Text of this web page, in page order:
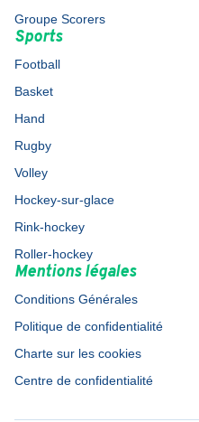
Groupe Scorers
Sports
Football
Basket
Hand
Rugby
Volley
Hockey-sur-glace
Rink-hockey
Roller-hockey
Mentions légales
Conditions Générales
Politique de confidentialité
Charte sur les cookies
Centre de confidentialité